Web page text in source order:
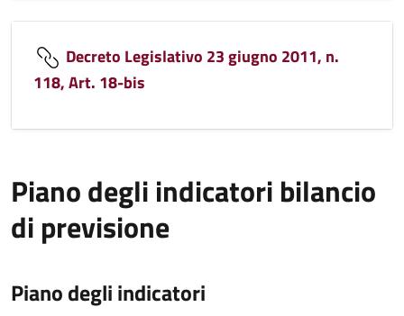
Decreto Legislativo 23 giugno 2011, n.
118, Art. 18-bis
Piano degli indicatori bilancio
di previsione
Piano degli indicatori